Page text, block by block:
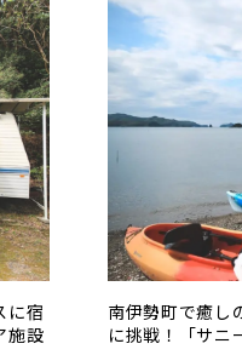
に宿
施設
南伊勢町で癒し
に挑戦！「サニ